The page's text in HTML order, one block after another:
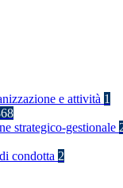
e attività 1
strategico-gestionale
condotta 2